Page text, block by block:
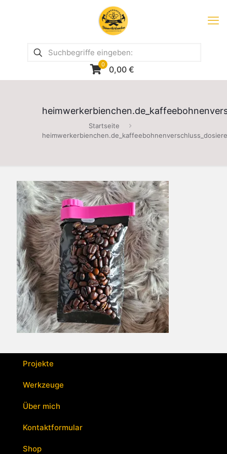
0 0,00 €
Startseite
Projekte
Werkzeuge
Über mich
Kontaktformular
Shop